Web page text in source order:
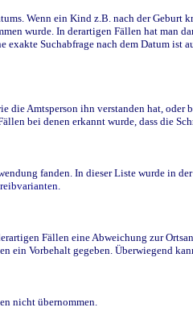
Wenn ein Kind z.B. nach der Geburt
wurde. In derartigen Fällen hat man
Suchabfrage nach dem Datum ist
Amtsperson ihn verstanden hat, oder
bei denen erkannt wurde, dass die
fanden. In dieser Liste wurde in
Fällen eine Abweichung zur
Vorbehalt gegeben. Überwiegend
nicht übernommen.